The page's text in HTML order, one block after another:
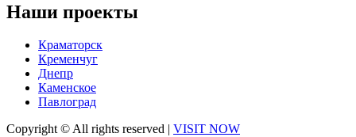
Наши проекты
Краматорск
Кременчуг
Днепр
Каменское
Павлоград
Copyright © All rights reserved | VISIT NOW